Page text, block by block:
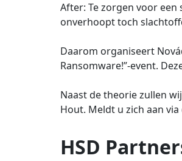
After: Te zorgen voor
onverhoopt toch
Daarom organiseert
Ransomware!”-event.
Naast de theorie zullen
Hout. Meldt u zich aan via
HSD